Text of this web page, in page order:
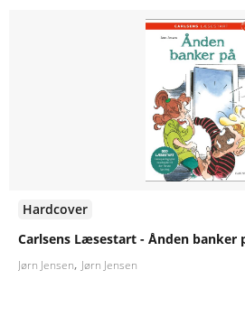
Hardcover
Carlsens Læsestart - Ånden banker
Jørn Jensen Jørn Jensen